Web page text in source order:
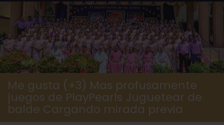
Me gusta (+3) Mas profusamente
juegos de PlayPearls Juguetear de
balde Cargando mirada previa